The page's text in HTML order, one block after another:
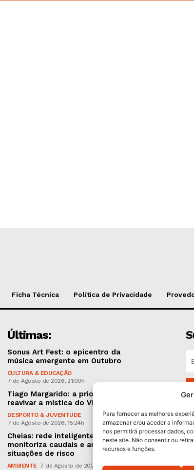
Para fornecer as melhores
armazenar e/ou aceder a
nos permitirá processar dados,
neste site. Não consentir ou
recursos e funções.
Ficha Técnica Política de Privacidade
Últimas:
Sonus Art Fest: o epicentro da
música emergente em Outubro
CULTURA & EDUCAÇÃO
7 de Agosto de 2026, 21:00h
Tiago Margarido: a prioridade “é
reavivar a mística do Vitória”
DESPORTO & JUVENTUDE
7 de Agosto de 2026, 15:24h
Cheias: rede inteligente de sensores
monitoriza caudais e antecipa
situações de risco
AMBIENTE 7 de Agosto de 2026, 12:19h